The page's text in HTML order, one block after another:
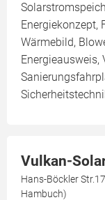
Energiekonzept,
Wärmebild,
Energieausweis,
Vulkan-
Hans-Böckler
Hambuch)